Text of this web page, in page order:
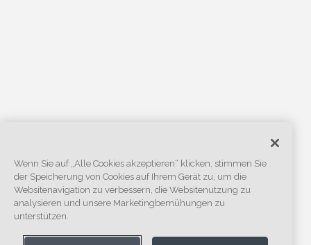
Wenn Sie auf „Alle Cookies akzeptieren“ klicken, stimmen Sie
der Speicherung von Cookies auf Ihrem Gerät zu, um die
Websitenavigation zu verbessern, die Websitenutzung zu
analysieren und unsere Marketingbemühungen zu
unterstützen.